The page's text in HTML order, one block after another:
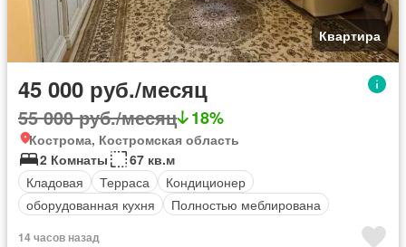
Квартира
45 000 руб./месяц
55 000 руб./месяц 18%
Кострома, Костромская область
2 Комнаты
67 кв.м
Кладовая
Терраса
Кондиционер
оборудованная кухня
Полностью меблирована
14 часов назад